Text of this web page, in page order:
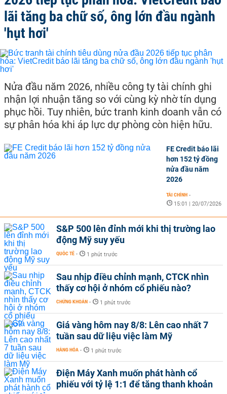
lãi tăng ba chữ số, ông lớn đầu ngành
'hụt hơi'
Nửa đầu năm 2026, nhiều công ty tài chính ghi
nhận lợi nhuận tăng so với cùng kỳ nhờ tín dụng
phục hồi. Tuy nhiên, bức tranh kinh doanh vẫn có
sự phân hóa khi áp lực dự phòng còn hiện hữu.
FE Credit báo lãi
hơn 152 tỷ đồng
nửa đầu năm
2026
TÀI CHÍNH -
15:01 | 20/07/2026
S&P 500 lên đỉnh mới khi thị trường lao
động Mỹ suy yếu
QUỐC TẾ - 1 phút trước
Sau nhịp điều chỉnh mạnh, CTCK nhìn
thấy cơ hội ở nhóm cổ phiếu nào?
CHỨNG KHOÁN - 1 phút trước
Giá vàng hôm nay 8/8: Lên cao nhất 7
tuần sau dữ liệu việc làm Mỹ
HÀNG HÓA - 1 phút trước
Điện Máy Xanh muốn phát hành cổ
phiếu với tỷ lệ 1:1 để tăng thanh khoản